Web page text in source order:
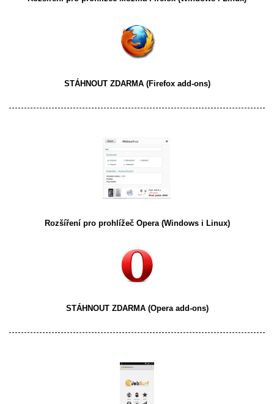
STÁHNOUT ZDARMA(Firefox add-ons)
Rozšíření pro prohlížeč Opera(Windows i Linux)
STÁHNOUT ZDARMA(Opera add-ons)